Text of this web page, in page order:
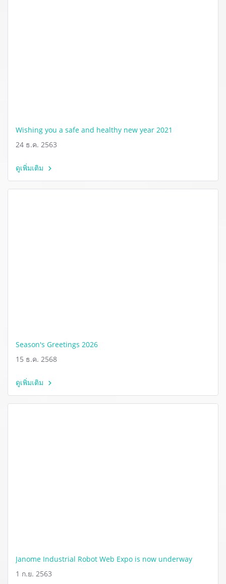
Wishing you a safe and healthy new year 2021
24 ธ.ค. 2563
ดูเพิ่มเติม
Season's Greetings 2026
15 ธ.ค. 2568
ดูเพิ่มเติม
Janome Industrial Robot Web Expo is now underway
1 ก.ย. 2563